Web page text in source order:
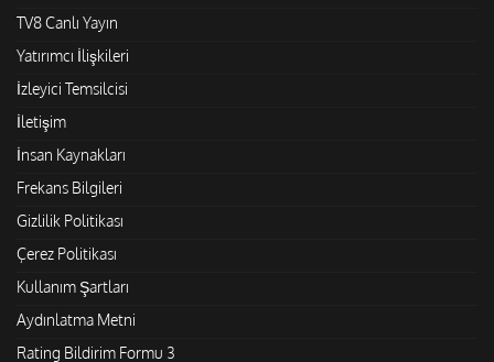
TV8 Canlı Yayın
Yatırımcı İlişkileri
İzleyici Temsilcisi
İletişim
İnsan Kaynakları
Frekans Bilgileri
Gizlilik Politikası
Çerez Politikası
Kullanım Şartları
Aydınlatma Metni
Rating Bildirim Formu 3